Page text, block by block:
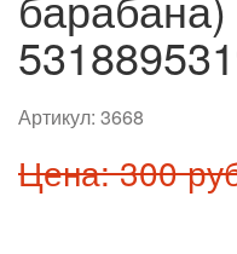
Артикул: 3668
Цена: 300